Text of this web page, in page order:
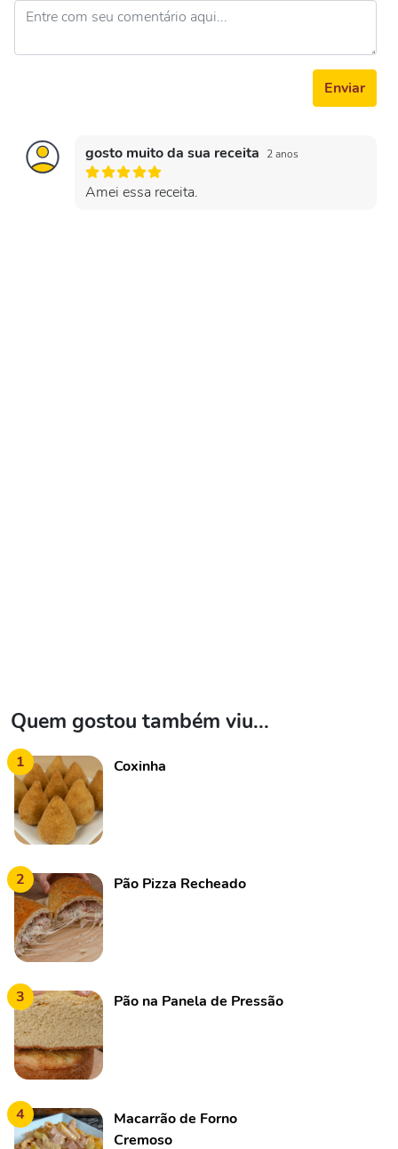
Enviar
gosto muito da sua receita 2 anos
Amei essa receita.
Quem gostou também viu...
1 Coxinha
2 Pão Pizza Recheado
3 Pão na Panela de Pressão
4
Macarrão de Forno
Cremoso